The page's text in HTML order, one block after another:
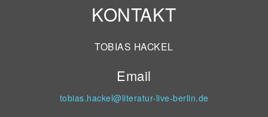
KONTAKT
TOBIAS HACKEL
Email
tobias.hackel@literatur-live-berlin.de